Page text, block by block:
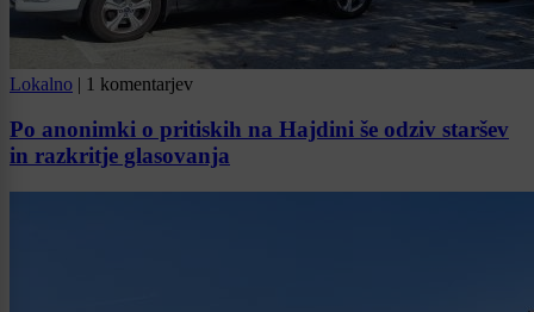
Lokalno | 1 komentarjev
Po anonimki o pritiskih na Hajdini še odziv staršev
in razkritje glasovanja